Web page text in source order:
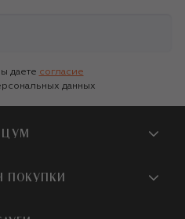
даете согласие
данных
ЦУМ
ПОКУПКИ